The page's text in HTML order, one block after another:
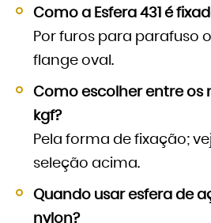
Como a Esfera 431 é
Por furos para parafuso
flange oval.
Como escolher entre os
kgf?
Pela forma de fixação;
seleção acima.
Quando usar esfera de
nylon?